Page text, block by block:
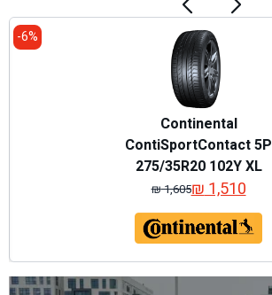
6%-
Continental
ContiSportContact 5P
275/35R20 102Y XL
₪1,605
המחיר
המקורי
היה:
₪ 1,605.
₪1,510
המחיר
הנוכחי
הוא:
₪ 1,510.